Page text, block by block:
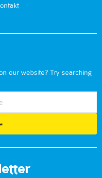
our website? Try searching